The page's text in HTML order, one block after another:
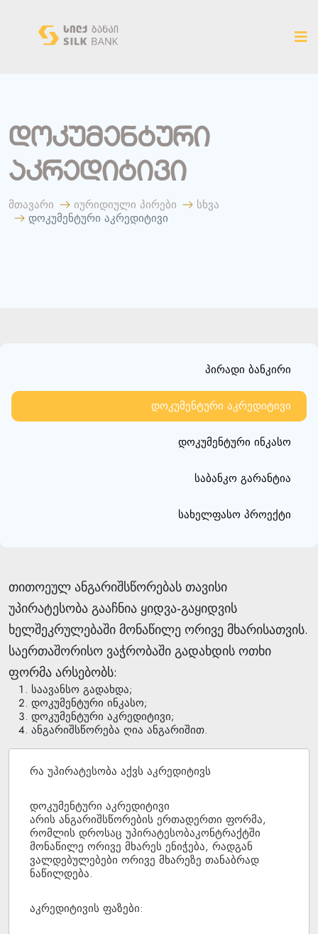
დოკუმენტური
აკრედიტივი
მთავარი იურიდიული პირები
სხვა
დოკუმენტური აკრედიტივი
პირადი ბანკირი
დოკუმენტური აკრედიტივი
დოკუმენტური ინკასო
საბანკო გარანტია
სახელფასო პროექტი
თითოეულ ანგარიშსწორებას თავისი
უპირატესობა გააჩნია ყიდვა-გაყიდვის
ხელშეკრულებაში მონაწილე ორივე მხარისათვის.
საერთაშორისო ვაჭრობაში გადახდის ოთხი
ფორმა არსებობს:
საავანსო გადახდა;
დოკუმენტური ინკასო;
დოკუმენტური აკრედიტივი;
ანგარიშსწორება ღია ანგარიშით.
რა უპირატესობა აქვს აკრედიტივს
დოკუმენტური აკრედიტივი
არის ანგარიშსწორების ერთადერთი ფორმა,
რომლის დროსაც უპირატესობაკონტრაქტში
მონაწილე ორივე მხარეს ენიჭება, რადგან
ვალდებულებები ორივე მხარეზე თანაბრად
ნაწილდება.
აკრედიტივის ფაზები: